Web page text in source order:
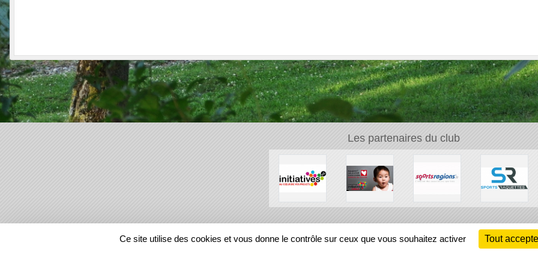
Les partenaires du club
REGIONS
Ce site utilise des cookies et vous donne le contrôle sur ceux que vous souhaitez activer Tout